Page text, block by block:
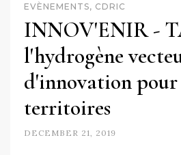
EVÈNEMENTS, CDRIC
INNOV'ENIR -
l'hydrogène
d'innovation pour
territoires
DECEMBER 21, 2019